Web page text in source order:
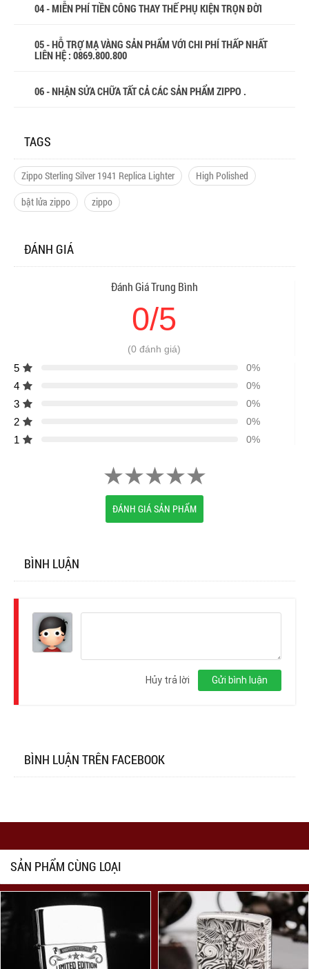
04 - MIỄN PHÍ TIỀN CÔNG THAY THẾ PHỤ KIỆN TRỌN ĐỜI
05 - HỖ TRỢ MẠ VÀNG SẢN PHẨM VỚI CHI PHÍ THẤP NHẤT
LIÊN HỆ : 0869.800.800
06 - NHẬN SỬA CHỮA TẤT CẢ CÁC SẢN PHẨM ZIPPO .
TAGS
Zippo Sterling Silver 1941 Replica Lighter
High Polished
bật lửa zippo
zippo
ĐÁNH GIÁ
Đánh Giá Trung Bình
0/5
(0 đánh giá)
5 0%
4 0%
3 0%
2 0%
1 0%
ĐÁNH GIÁ SẢN PHẨM
BÌNH LUẬN
Gửi bình luận
Hủy trả lời
BÌNH LUẬN TRÊN FACEBOOK
SẢN PHẨM CÙNG LOẠI